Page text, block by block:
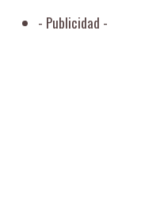
- Publicidad -